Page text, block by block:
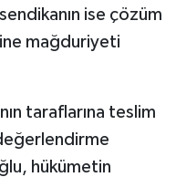
ise çözüm
mağduriyeti
taraflarına teslim
hükümetin